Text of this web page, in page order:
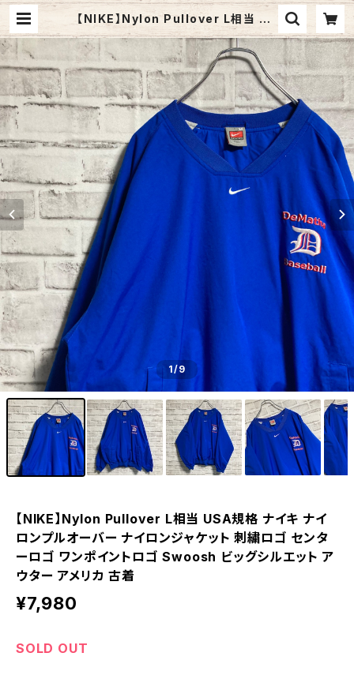
【NIKE】Nylon Pullover L相当 US
A規格 ナイキ ナイロンプルオーバー
ナイロンジャケット 刺繍ロゴ センタ
ーロゴ ワンポイントロゴ Swoosh
ビッグシルエット アウター アメリカ
古着 | Fuzzy Fuzzy
1/9
【NIKE】Nylon Pullover L相当 USA規格 ナイキ ナイ
ロンプルオーバー ナイロンジャケット 刺繍ロゴ センタ
ーロゴ ワンポイントロゴ Swoosh ビッグシルエット ア
ウター アメリカ 古着
¥7,980
SOLD OUT